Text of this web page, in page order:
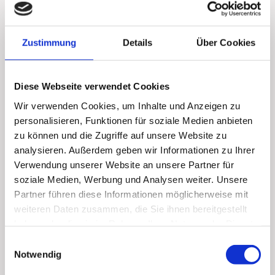
Zustimmung Details Über Cookies
Diese Webseite verwendet Cookies
Wir verwenden Cookies, um Inhalte und Anzeigen zu
personalisieren, Funktionen für soziale Medien anbieten
zu können und die Zugriffe auf unsere Website zu
analysieren. Außerdem geben wir Informationen zu Ihrer
Verwendung unserer Website an unsere Partner für
soziale Medien, Werbung und Analysen weiter. Unsere
Partner führen diese Informationen möglicherweise mit
weiteren Daten zusammen, die Sie ihnen bereitgestellt
Notwendig
Fußreflexzonenmassage
Körpers
Unsere Füße tragen nicht nur unser
Körpergewicht, sie spiegeln auch den
Zustand unserer Organe und Systeme
wider. Die Fußreflexzonenmassage
stimuliert gezielt bestimmte Areale an den
Fußsohlen, die mit Organen und
Über das Nervensystem wird eine ganz